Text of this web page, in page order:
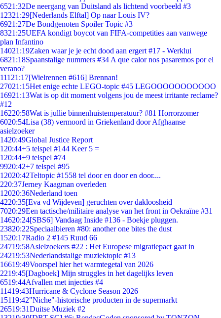
6521:32De neergang van Duitsland als lichtend voorbeeld #3
12321:29[Nederlands Elftal] Op naar Louis IV?
6921:27De Bondgenoten Spoiler Topic #3
8321:25UEFA kondigt boycot van FIFA-competities aan vanwege
plan Infantino
14021:19Zaken waar je je echt dood aan ergert #17 - Werklui
6821:18Spaanstalige nummers #34 A que calor nos pasaremos por el
verano?
111 21:17[Wielrennen #616] Brennan!
27021:15Het enige echte LEGO-topic #45 LEGOOOOOOOOOOO
16921:13Wat is op dit moment volgens jou de meest irritante reclame?
#12
16220:58Wat is jullie binnenhuistemperatuur? #81 Horrorzomer
6020:54Lisa (38) vermoord in Griekenland door Afghaanse
asielzoeker
1420:49Global Justice Report
1 20:44+5 telspel #144 Keer 5 =
1 20:44+9 telspel #74
9920:42+7 telspel #95
12020:42Teltopic #1558 tel door en door en door....
220:37Jerney Kaagman overleden
12020:36Nederland toen
4220:35[Eva vd Wijdeven] geruchten over dakloosheid
7020:29Een tactische/militaire analyse van het front in Oekraïne #31
14620:24[SBS6] Vandaag Inside #136 - Boekje pluggen.
23820:22Speciaalbieren #80: another one bites the dust
1520:17Radio 2 #145 Ruud 66
24719:58Asielzoekers #22 : Het Europese migratiepact gaat in
24219:53Nederlandstalige muziektopic #13
16619:49Voorspel hier het warmtegetal van 2026
2219:45[Dagboek] Mijn struggles in het dagelijks leven
6519:44Afvallen met injecties #4
11419:43Hurricane & Cyclone Season 2026
15119:42"Niche"-historische producten in de supermarkt
26519:31Duitse Muziek #2